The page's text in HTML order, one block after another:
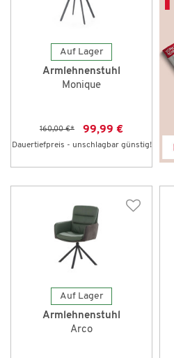
Auf Lager
Armlehnenstuhl
Monique
160,00 €* 99,99 €
Dauertiefpreis - unschlagbar günstig!
Auf Lager
Armlehnenstuhl
Arco